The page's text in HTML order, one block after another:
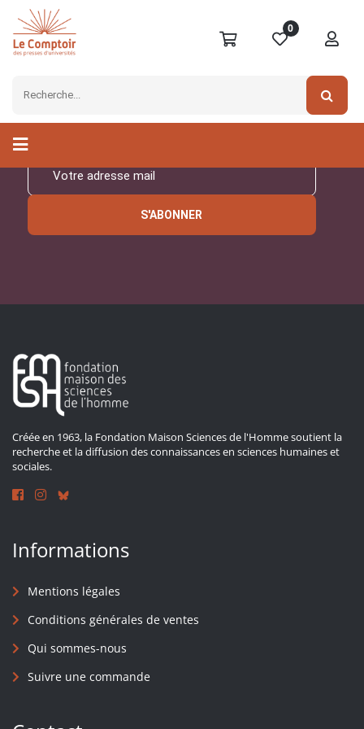
0
Inscrivez-vous à notre
S'ABONNER
Créée en 1963, la Fondation Maison Sciences de l'Homme soutient la
recherche et la diffusion des connaissances en sciences humaines et
sociales.
Informations
Mentions légales
Conditions générales de ventes
Qui sommes-nous
Suivre une commande